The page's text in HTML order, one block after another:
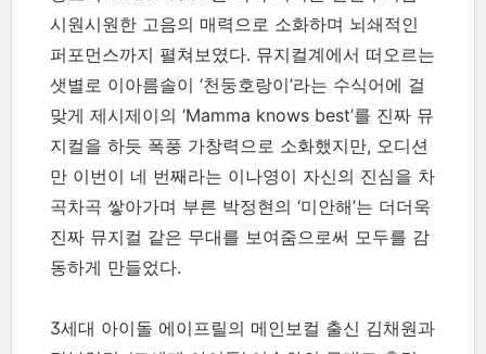
시원시원한 고음의 매력으로 소화하며 뇌쇄적인
퍼포먼스까지 펼쳐보였다. 뮤지컬계에서 떠오르는
샛별로 이아름솔이 ‘천둥호랑이’라는 수식어에 걸
맞게 제시제이의 ‘Mamma knows best’를 진짜 뮤
지컬을 하듯 폭풍 가창력으로 소화했지만, 오디션
만 이번이 네 번째라는 이나영이 자신의 진심을 차
곡차곡 쌓아가며 부른 박정현의 ‘미안해’는 더더욱
진짜 뮤지컬 같은 무대를 보여줌으로써 모두를 감
동하게 만들었다.
3세대 아이돌 에이프릴의 메인보컬 출신 김채원과